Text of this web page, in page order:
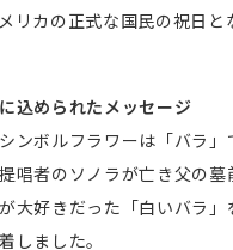
リカの正式な国民の祝日と
込められたメッセージ
ンボルフラワーは「バラ」
唱者のソノラが亡き父の墓
大好きだった「白いバラ」
しました。